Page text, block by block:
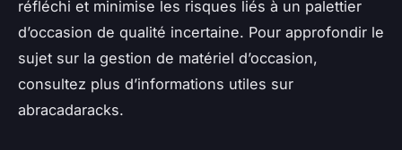
réfléchi et minimise les risques liés à un palettier
d’occasion de qualité incertaine. Pour approfondir le
sujet sur la gestion de matériel d’occasion,
consultez plus d’informations utiles sur
abracadaracks.